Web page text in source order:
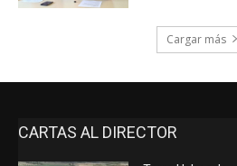
Cargar más
CARTAS AL DIRECTOR